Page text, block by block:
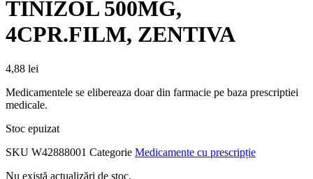
TINIZOL 500MG,
4CPR.FILM, ZENTIVA
4,88 lei
Medicamentele se elibereaza doar din farmacie pe baza prescriptiei
medicale.
Stoc epuizat
SKU W42888001 Categorie Medicamente cu prescripție
Nu există actualizări de stoc.